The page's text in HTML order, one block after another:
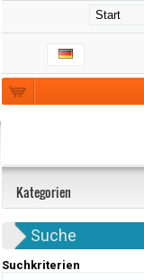
Kategorien
Suche
Suchkriterien